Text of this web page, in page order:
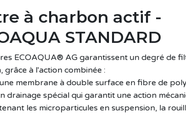
à charbon actif -
STANDARD
ECOAQUA® AG garantissent un degré de
grâce à l'action combinée :
membrane à double surface en fibre de
drainage spécial qui garantit une action
les microparticules en suspension, la